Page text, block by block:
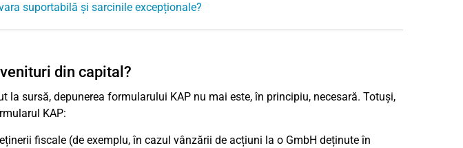
suportabilă și sarcinile excepționale?
din capital?
la sursă, depunerea formularului KAP nu mai este, în principiu, necesară. Totuși,
KAP:
fiscale (de exemplu, în cazul vânzării de acțiuni la o GmbH deținute în